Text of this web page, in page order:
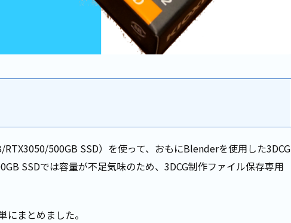
500GB SSD）を使って、おもにBlenderを使用した3DCG
SSDでは容量が不足気味のため、3DCG制作ファイル保存専用
にまとめました。